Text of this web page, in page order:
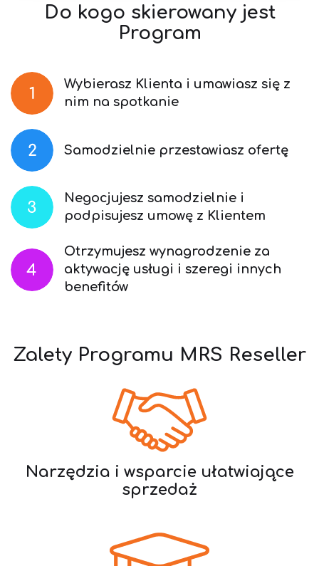
Do kogo skierowany jest
Program
Wybierasz Klienta i umawiasz się z
nim na spotkanie
Samodzielnie przestawiasz ofertę
Negocjujesz samodzielnie i
podpisujesz umowę z Klientem
Otrzymujesz wynagrodzenie za
aktywację usługi i szeregi innych
benefitów
Zalety Programu MRS Reseller
Narzędzia i wsparcie ułatwiające
sprzedaż